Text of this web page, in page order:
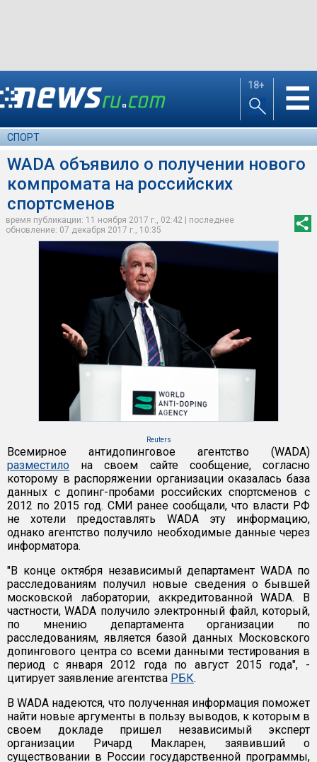
18+ ☰
СПОРТ
WADA объявило о получении нового
компромата на российских
спортсменов
время публикации: 11 ноября 2017 г., 02:42 | последнее
обновление: 07 декабря 2017 г., 10:35
Reuters
Всемирное антидопинговое агентство (WADA)
разместило на своем сайте сообщение, согласно
которому в распоряжении организации оказалась база
данных с допинг-пробами российских спортсменов с
2012 по 2015 год. СМИ ранее сообщали, что власти РФ
не хотели предоставлять WADA эту информацию,
однако агентство получило необходимые данные через
информатора.
"В конце октября независимый департамент WADA по
расследованиям получил новые сведения о бывшей
московской лаборатории, аккредитованной WADA. В
частности, WADA получило электронный файл, который,
по мнению департамента организации по
расследованиям, является базой данных Московского
допингового центра со всеми данными тестирования в
период с января 2012 года по август 2015 года", -
цитирует заявление агентства РБК.
В WADA надеются, что полученная информация поможет
найти новые аргументы в пользу выводов, к которым в
своем докладе пришел независимый эксперт
организации Ричард Макларен, заявивший о
существовании в России государственной программы,